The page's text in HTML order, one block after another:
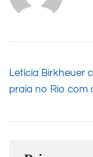
Letícia Birkheuer
praia no Rio com